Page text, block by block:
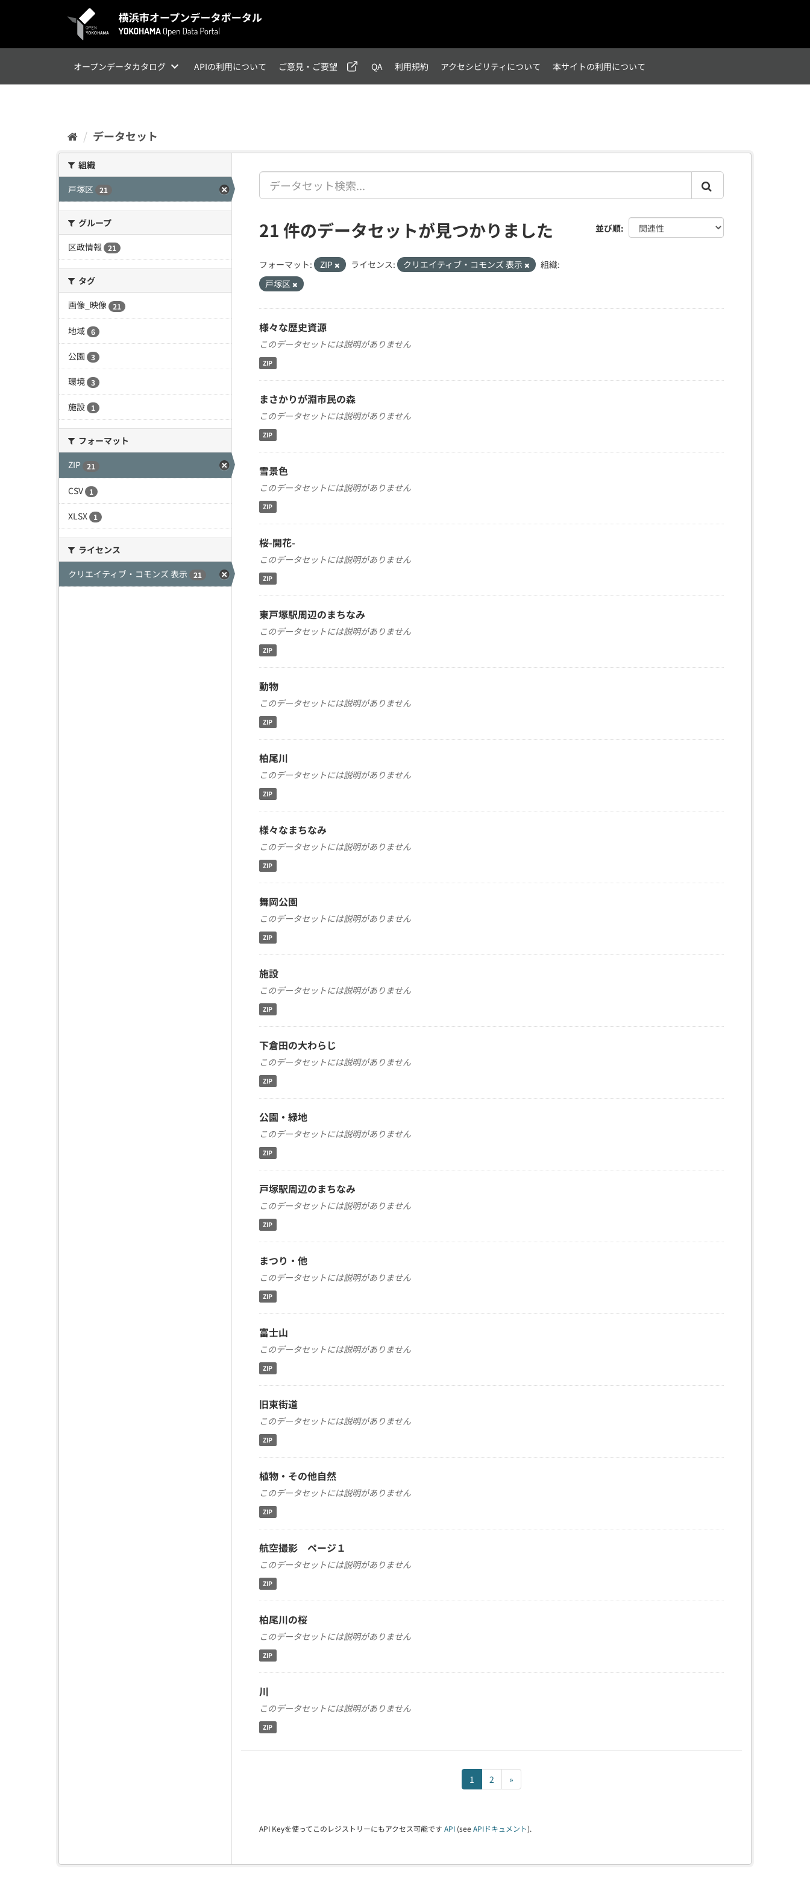
オープンデータカタログ APIの利用について ご意見・ご要望 QA 利用規約 アクセシビリティについて 本サイトの利用について
データセット
組織
戸塚区 21
グループ
区政情報
21
タグ
画像_映像 21
地域 6
公園 3
環境 3
施設 1
フォーマット
ZIP
21
CSV 1
XLSX 1
ライセンス
クリエイティブ・コモンズ 表示
21
並び順
21 件のデータセットが見つかりました
フォーマット: ZIP ライセンス: クリエイティブ・コモンズ 表示
組織:
戸塚区
様々な歴史資源
このデータセットには説明がありません
ZIP
まさかりが淵市民の森
このデータセットには説明がありません
ZIP
雪景色
このデータセットには説明がありません
ZIP
桜-開花-
このデータセットには説明がありません
ZIP
東戸塚駅周辺のまちなみ
このデータセットには説明がありません
ZIP
動物
このデータセットには説明がありません
ZIP
柏尾川
このデータセットには説明がありません
ZIP
様々なまちなみ
このデータセットには説明がありません
ZIP
舞岡公園
このデータセットには説明がありません
ZIP
施設
このデータセットには説明がありません
ZIP
下倉田の大わらじ
このデータセットには説明がありません
ZIP
公園・緑地
このデータセットには説明がありません
ZIP
戸塚駅周辺のまちなみ
このデータセットには説明がありません
ZIP
まつり・他
このデータセットには説明がありません
ZIP
富士山
このデータセットには説明がありません
ZIP
旧東街道
このデータセットには説明がありません
ZIP
植物・その他自然
このデータセットには説明がありません
ZIP
航空撮影 ページ１
このデータセットには説明がありません
ZIP
柏尾川の桜
このデータセットには説明がありません
ZIP
川
このデータセットには説明がありません
ZIP
1 2 »
API Keyを使ってこのレジストリーにもアクセス可能です API (see APIドキュメント).